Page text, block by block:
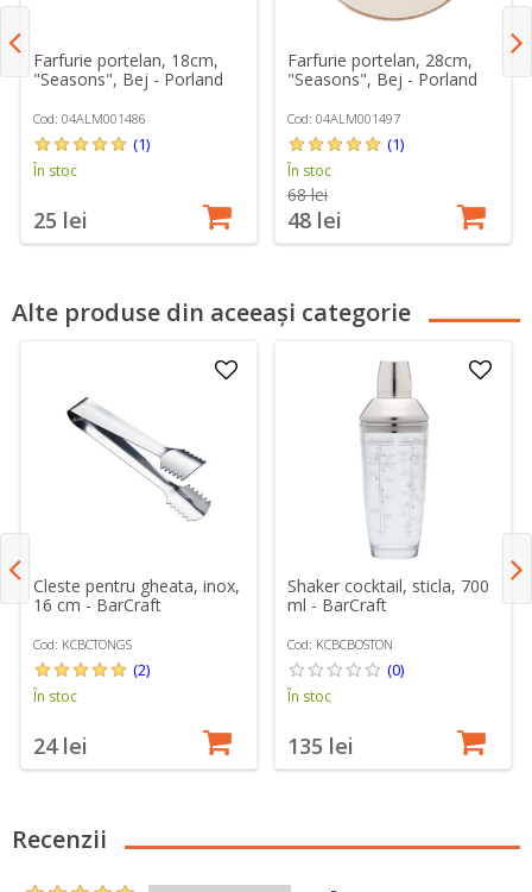
Farfurie portelan, 18cm,
"Seasons", Bej - Porland
Cod: 04ALM001486
(1)
În stoc
25 lei
Farfurie portelan, 28cm,
"Seasons", Bej - Porland
Cod: 04ALM001497
(1)
În stoc
68 lei
48 lei
Alte produse din aceeași categorie
Cleste pentru gheata, inox,
16 cm - BarCraft
Cod: KCBCTONGS
(2)
În stoc
24 lei
Shaker cocktail, sticla, 700
ml - BarCraft
Cod: KCBCBOSTON
(0)
În stoc
135 lei
Recenzii